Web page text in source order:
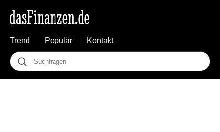
Trend Populär Kontakt